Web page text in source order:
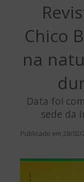
Chico
na
Data foi
sede da
Publicado em 28/